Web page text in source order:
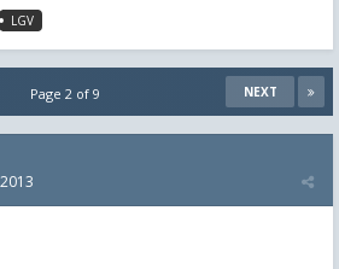
LGV
NEXT
Page 2 of 9